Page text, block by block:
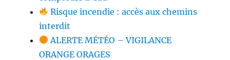
Risque incendie : accès aux chemins
interdit
ALERTE MÉTÉO – VIGILANCE
ORANGE ORAGES